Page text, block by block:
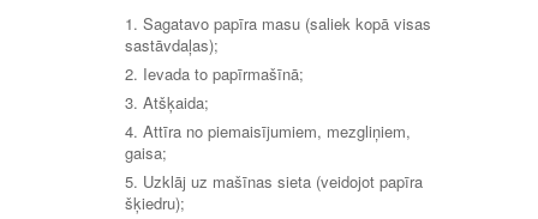
Sagatavo papīra masu (saliek kopā visas
sastāvdaļas);
Ievada to papīrmašīnā;
Atšķaida;
Attīra no piemaisījumiem, mezgliņiem,
gaisa;
Uzklāj uz mašīnas sieta (veidojot papīra
šķiedru);